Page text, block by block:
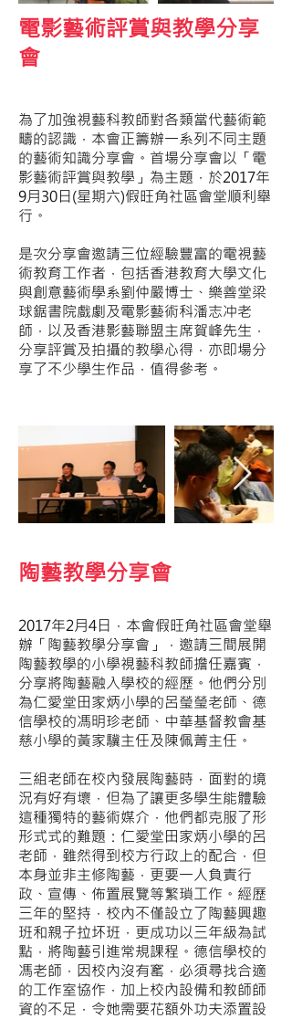
電影藝術評賞與教學分享
會
為了加強視藝科教師對各類當代藝術範
疇的認識，本會正籌辦一系列不同主題
的藝術知識分享會。首場分享會以「電
影藝術評賞與教學」為主題，於2017年
9月30日(星期六)假旺角社區會堂順利舉
行。
是次分享會邀請三位經驗豐富的電視藝
術教育工作者，包括香港教育大學文化
與創意藝術學系劉仲嚴博士、樂善堂梁
球鋸書院戲劇及電影藝術科潘志冲老
師，以及香港影藝聯盟主席賀峰先生，
分享評賞及拍攝的教學心得，亦即場分
享了不少學生作品，值得參考。
陶藝教學分享會
2017年2月4日，本會假旺角社區會堂舉
辦「陶藝教學分享會」，邀請三間展開
陶藝教學的小學視藝科教師擔任嘉賓，
分享將陶藝融入學校的經歷。他們分別
為仁愛堂田家炳小學的呂瑩瑩老師、德
信學校的馮明珍老師、中華基督教會基
慈小學的黃家驥主任及陳佩菁主任。
三組老師在校內發展陶藝時，面對的境
況有好有壞，但為了讓更多學生能體驗
這種獨特的藝術媒介，他們都克服了形
形式式的難題：仁愛堂田家炳小學的呂
老師，雖然得到校方行政上的配合，但
本身並非主修陶藝，更要一人負責行
政、宣傳、佈置展覽等繁瑣工作。經歷
三年的堅持，校內不僅設立了陶藝興趣
班和親子拉坏班，更成功以三年級為試
點，將陶藝引進常規課程。德信學校的
馮老師，因校內沒有窰，必須尋找合適
的工作室協作，加上校內設備和教師師
資的不足，令她需要花額外功夫添置設